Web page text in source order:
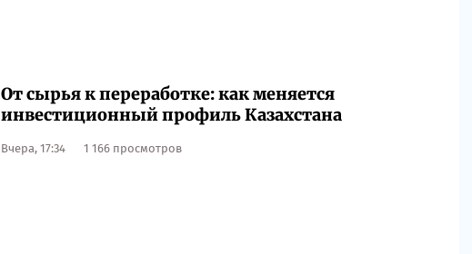
От сырья к переработке: как меняется
инвестиционный профиль Казахстана
Вчера, 17:34 1 166 просмотров